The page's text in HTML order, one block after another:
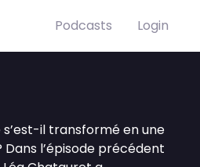
Podcasts Login
il transformé en une
l’épisode précédent